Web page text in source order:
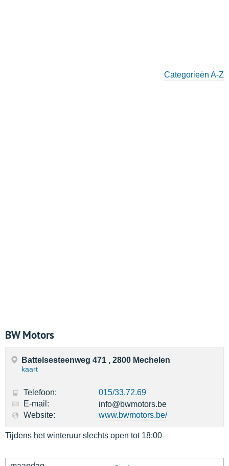
Categorieën A-Z
BW Motors
Battelsesteenweg 471 , 2800 Mechelen
kaart
Telefoon:
015/33.72.69
E-mail:
info@bwmotors.be
Website:
www.bwmotors.be/
Tijdens het winteruur slechts open tot 18:00